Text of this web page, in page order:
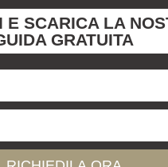
E SCARICA LA
GRATUITA